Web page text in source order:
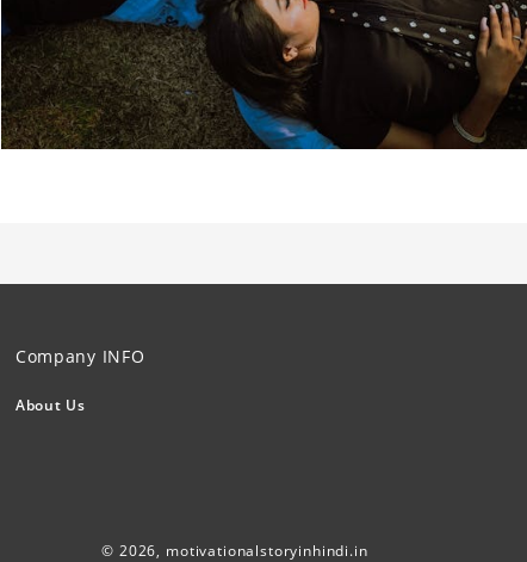
Company INFO
About Us
© 2026, motivationalstoryinhindi.in